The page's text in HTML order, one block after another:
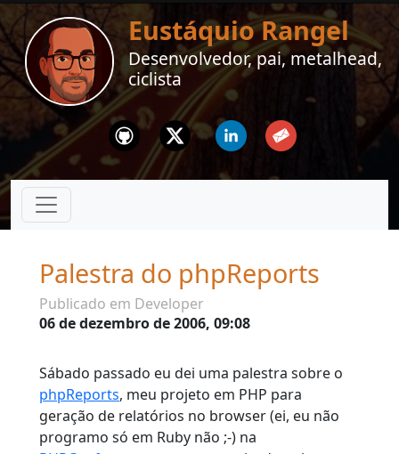
Eustáquio Rangel
Desenvolvedor, pai, metalhead,
ciclista
Github Twitter Linkedin Email
Palestra do phpReports
Publicado em Developer
06 de dezembro de 2006, 09:08
Sábado passado eu dei uma palestra sobre o
phpReports, meu projeto em PHP para
geração de relatórios no browser (ei, eu não
programo só em Ruby não ;-) na